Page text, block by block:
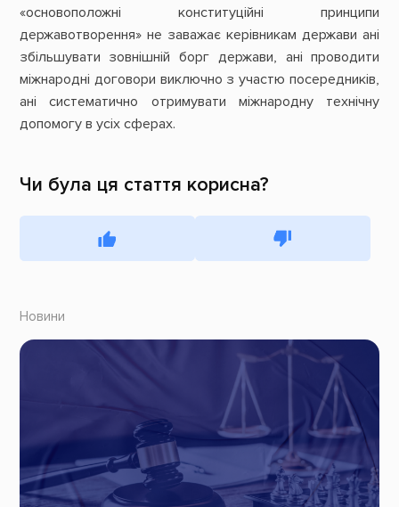
«основоположні конституційні принципи
державотворення» не заважає керівникам держави ані
збільшувати зовнішній борг держави, ані проводити
міжнародні договори виключно з участю посередників,
ані систематично отримувати міжнародну технічну
допомогу в усіх сферах.
Чи була ця стаття корисна?
Новини